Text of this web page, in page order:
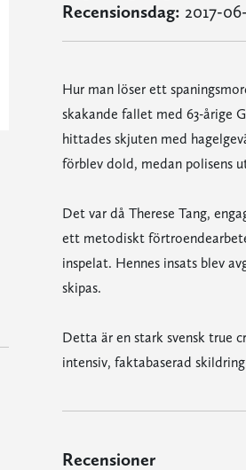
Recensionsdag: 2017-
Hur man löser ett
skakande fallet med 63-årige
hittades skjuten med
förblev dold, medan polisens
Det var då Therese Tang,
ett metodiskt
inspelat. Hennes insats blev
skipas.
Detta är en stark svensk true
intensiv, faktabaserad
Recensioner